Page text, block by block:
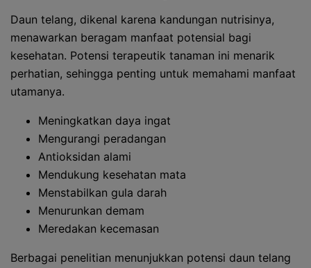
Daun telang, dikenal karena kandungan nutrisinya,
menawarkan beragam manfaat potensial bagi
kesehatan. Potensi terapeutik tanaman ini menarik
perhatian, sehingga penting untuk memahami manfaat
utamanya.
Meningkatkan daya ingat
Mengurangi peradangan
Antioksidan alami
Mendukung kesehatan mata
Menstabilkan gula darah
Menurunkan demam
Meredakan kecemasan
Berbagai penelitian menunjukkan potensi daun telang